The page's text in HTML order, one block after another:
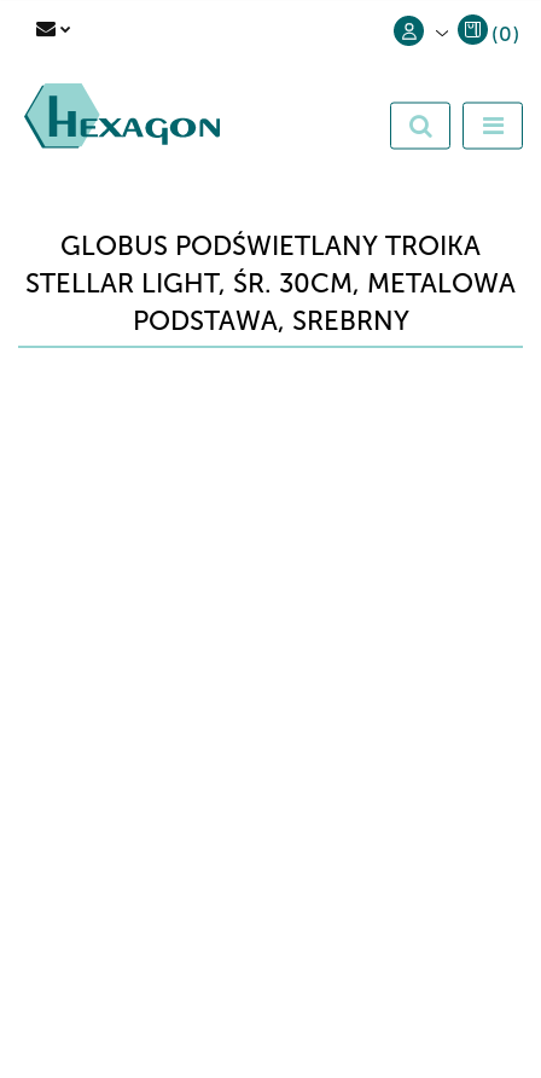
Zarejestruj się
(0)
GLOBUS PODŚWIETLANY TROIKA
STELLAR LIGHT, ŚR. 30CM, METALOWA
PODSTAWA, SREBRNY